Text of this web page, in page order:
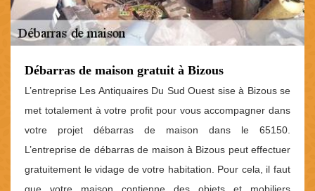
Débarras de maison gratuit à Bizous
L’entreprise Les Antiquaires Du Sud Ouest sise à Bizous se
met totalement à votre profit pour vous accompagner dans
votre projet débarras de maison dans le 65150.
L’entreprise de débarras de maison à Bizous peut effectuer
gratuitement le vidage de votre habitation. Pour cela, il faut